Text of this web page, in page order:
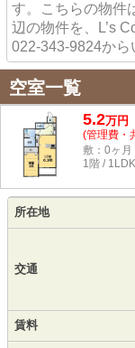
す。こちらの物件
辺の物件を、L’s
022-343-9824から
空室一覧
5.2万円
(管理費・
敷：0ヶ月
1階 /
所在地
交通
賃料